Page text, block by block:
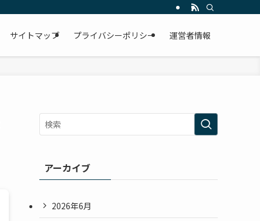
サイトマップ プライバシーポリシー 運営者情報
アーカイブ
2026年6月